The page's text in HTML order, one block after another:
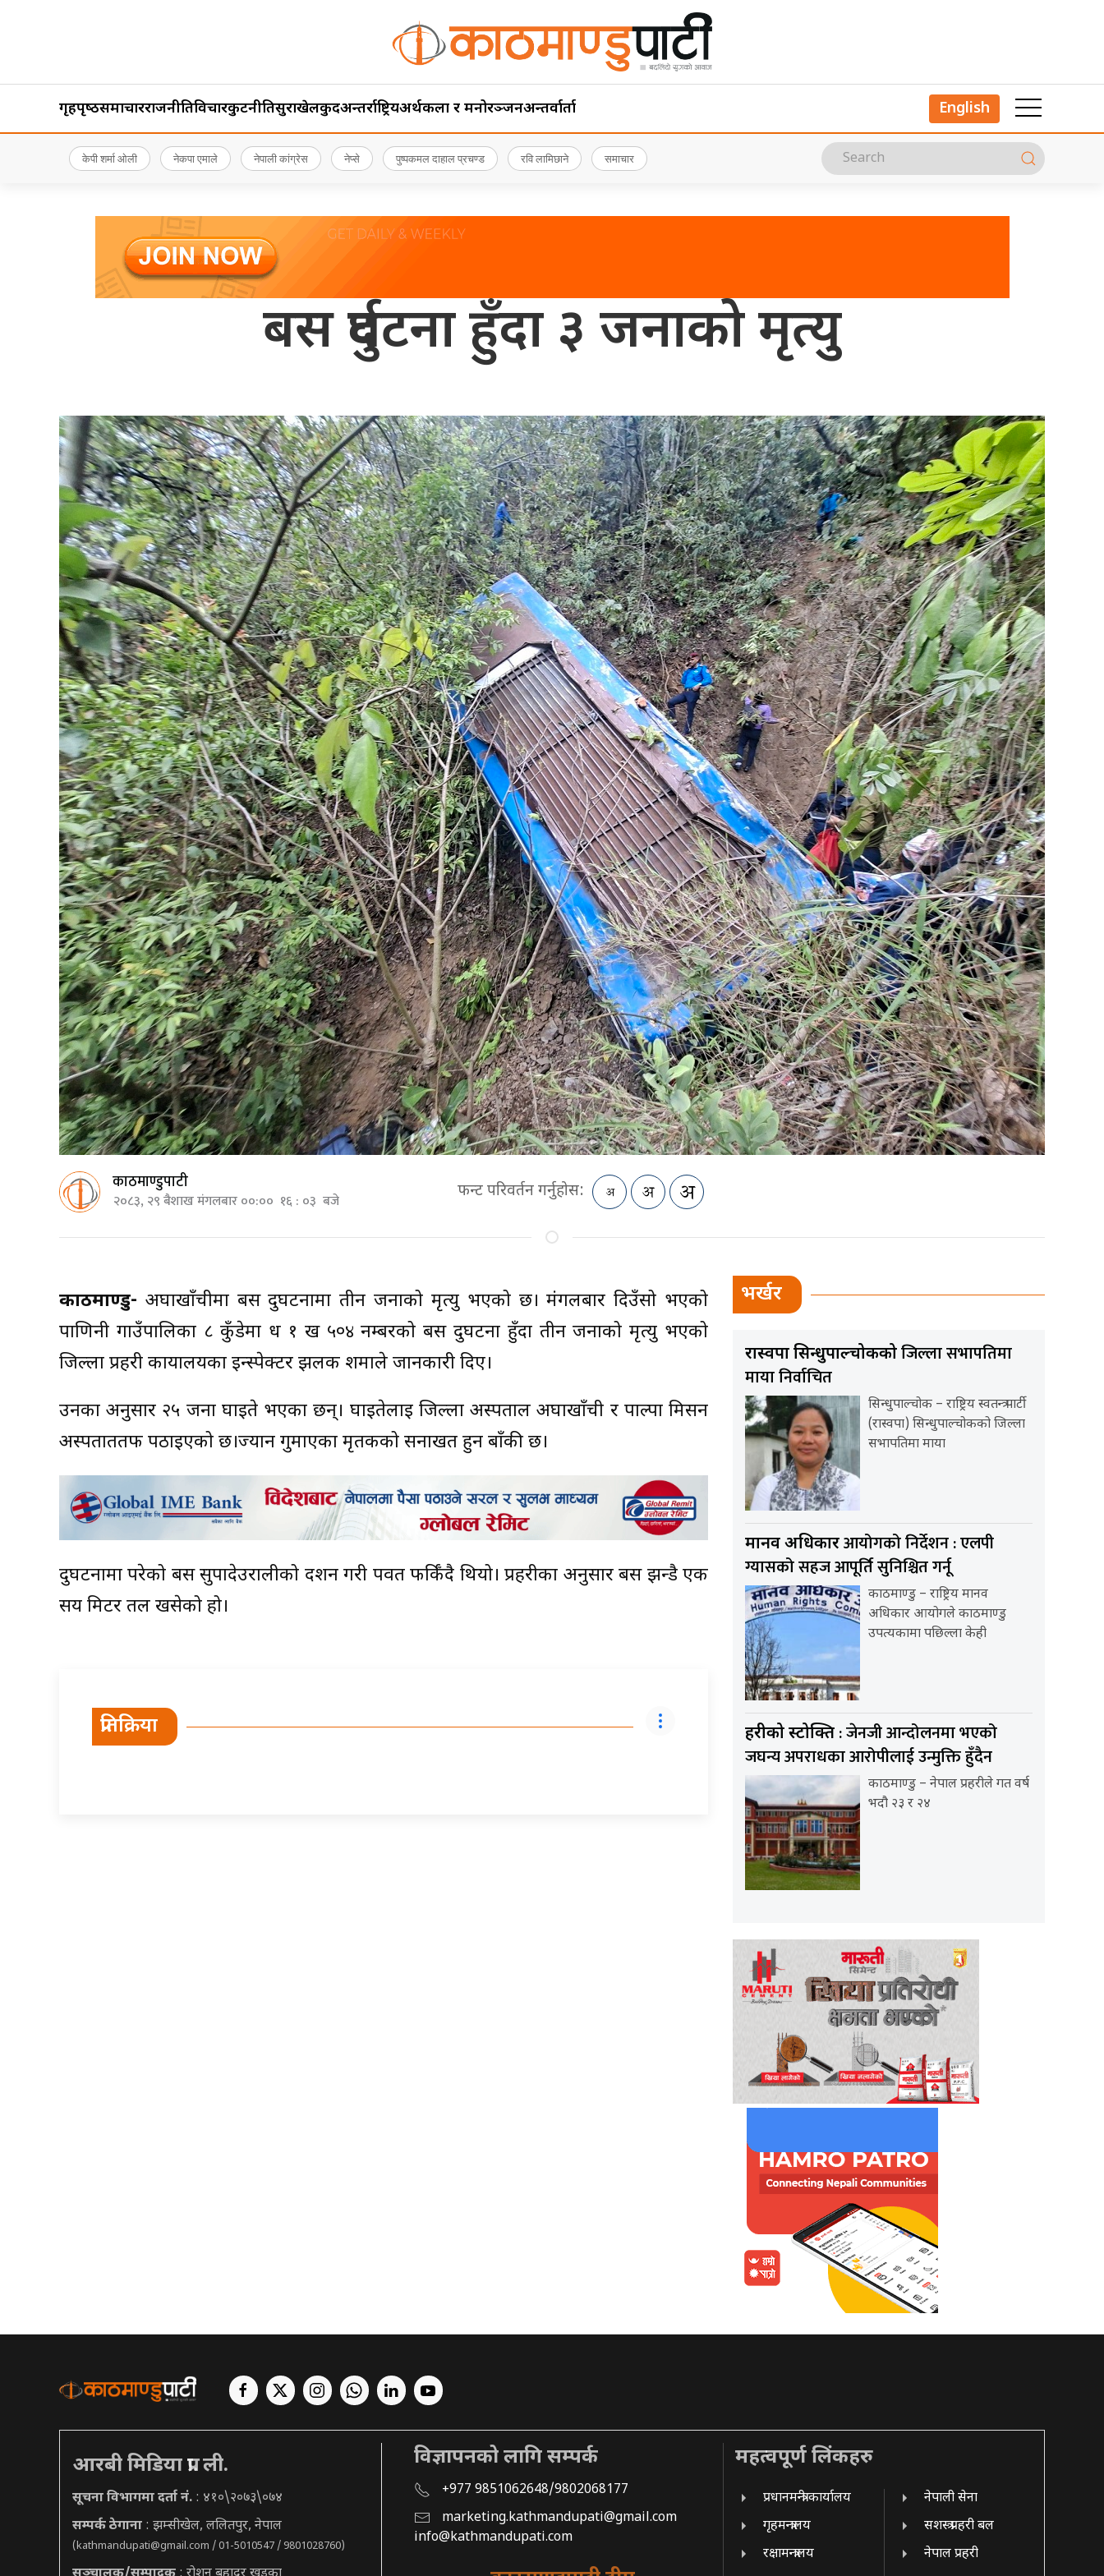
गृहपृष्‍ठसमाचारराजनीतिविचारकुटनीतिसुरक्षाखेलकुदअन्तर्राष्ट्रियअर्थकला र मनोरञ्जनअन्तर्वार्ता English
केपी शर्मा ओली नेकपा एमाले नेपाली कांग्रेस नेप्से पुष्पकमल दाहाल प्रचण्ड रवि लामिछाने समाचार
बस दुर्घटना हुँदा ३ जनाको मृत्यु
काठमाण्डुपाटी
२०८३, २९ बैशाख मंगलबार ००:०० १६ : ०३ बजे फन्ट परिवर्तन गर्नुहोस:
काठमाण्डु- अर्घाखाँचीमा बस दुर्घटनामा तीन जनाको मृत्यु भएको छ। मंगलबार दिउँसो भएको
पाणिनी गाउँपालिका ८ कुँडेमा ध १ ख ५०४ नम्बरको बस दुर्घटना हुँदा तीन जनाको मृत्यु भएको
जिल्ला प्रहरी कार्यालयका इन्स्पेक्टर झलक शर्माले जानकारी दिए।
उनका अनुसार २५ जना घाइते भएका छन्। घाइतेलाई जिल्ला अस्पताल अर्घाखाँची र पाल्पा मिसन
अस्पताततर्फ पठाइएको छ।ज्यान गुमाएका मृतकको सनाखत हुन बाँकी छ।
दुर्घटनामा परेको बस सुपादेउरालीको दर्शन गरी पर्वत फर्किँदै थियो। प्रहरीका अनुसार बस झन्डै एक
सय मिटर तल खसेको हो।
प्रतिक्रिया
भर्खर
रास्वपा सिन्धुपाल्चोककोजिल्ला सभापतिमा
माया निर्वाचित
सिन्धुपाल्चोक – राष्ट्रिय स्वतन्त्र पार्टी
(रास्वपा) सिन्धुपाल्चोकको जिल्ला
सभापतिमा माया
मानव अधिकारआयोगको निर्देशन : एलपी
ग्यासको सहज आपूर्ति सुनिश्चित गर्नू
काठमाण्डु – राष्ट्रिय मानव
अधिकार आयोगले काठमाण्डु
उपत्यकामा पछिल्ला केही
प्रहरीको प्रस्टोक्ति : जेनजी आन्दोलनमा भएको
जघन्य अपराधका आरोपीलाई उन्मुक्ति हुँदैन
काठमाण्डु – नेपाल प्रहरीले गत वर्ष
भदौ २३ र २४
आरबी मिडिया प्रा. ली.
सूचना विभागमा दर्ता नं. : ४१०\२०७३\०७४
सम्पर्क ठेगाना : झम्सीखेल, ललितपुर, नेपाल
(kathmandupati@gmail.com / 01-5010547 / 9801028760)
विज्ञापनको लागि सम्पर्क
+977 9851062648/9802068177
marketing.kathmandupati@gmail.com
info@kathmandupati.com
महत्वपूर्ण लिंकहरु
प्रधानमन्त्री कार्यालय
गृहमन्त्रालय
रक्षामन्त्रालय
नेपाली सेना
सशस्त्र प्रहरी बल
नेपाल प्रहरी